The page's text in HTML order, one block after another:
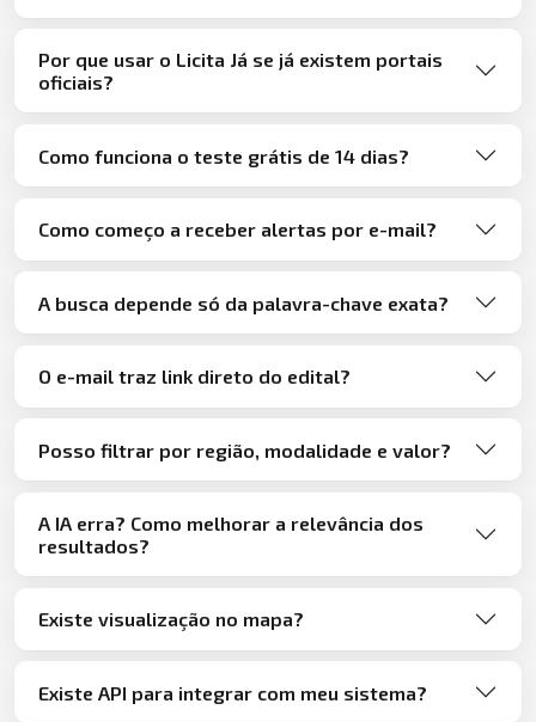
Por que usar o Licita Já se já existem portais
oficiais?
Como funciona o teste grátis de 14 dias?
Como começo a receber alertas por e-mail?
A busca depende só da palavra-chave exata?
O e-mail traz link direto do edital?
Posso filtrar por região, modalidade e valor?
A IA erra? Como melhorar a relevância dos
resultados?
Existe visualização no mapa?
Existe API para integrar com meu sistema?